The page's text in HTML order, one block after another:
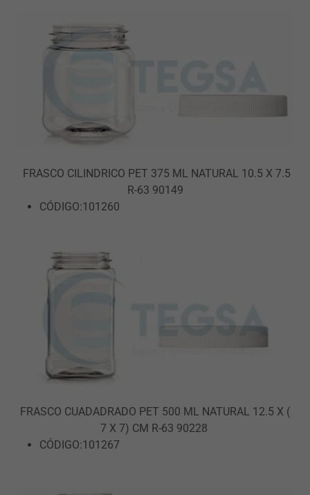
FRASCO CILINDRICO PET 375 ML NATURAL 10.5 X 7.5
R-63 90149
CÓDIGO:101260
FRASCO CUADADRADO PET 500 ML NATURAL 12.5 X (
7 X 7) CM R-63 90228
CÓDIGO:101267